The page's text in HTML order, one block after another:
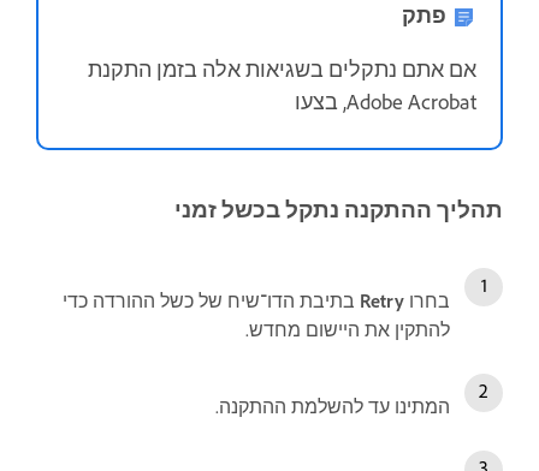
פתק
אם אתם נתקלים בשגיאות אלה בזמן התקנת
Adobe Acrobat, בצעו
תהליך ההתקנה נתקל בכשל זמני
בחרו Retry בתיבת הדו־שיח של כשל ההורדה כדי
להתקין את היישום מחדש.
המתינו עד להשלמת ההתקנה.